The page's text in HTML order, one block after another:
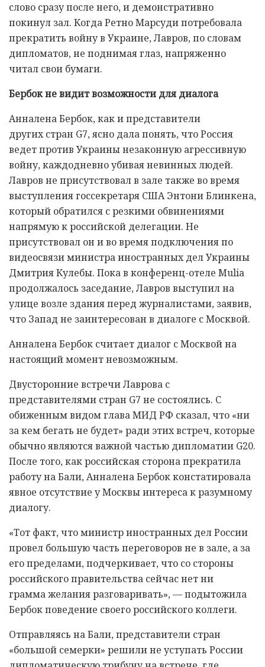
слово сразу после него, и демонстративно
покинул зал. Когда Ретно Марсуди потребовала
прекратить войну в Украине, Лавров, по словам
дипломатов, не поднимая глаз, напряженно
читал свои бумаги.
Бербок не видит возможности для диалога
Анналена Бербок, как и представители
других стран G7, ясно дала понять, что Россия
ведет против Украины незаконную агрессивную
войну, каждодневно убивая невинных людей.
Лавров не присутствовал в зале также во время
выступления госсекретаря США Энтони Блинкена,
который обратился с резкими обвинениями
напрямую к российской делегации. Не
присутствовал он и во время подключения по
видеосвязи министра иностранных дел Украины
Дмитрия Кулебы. Пока в конференц-отеле Mulia
продолжалось заседание, Лавров выступил на
улице возле здания перед журналистами, заявив,
что Запад не заинтересован в диалоге с Москвой.
Анналена Бербок считает диалог с Москвой на
настоящий момент невозможным.
Двусторонние встречи Лаврова с
представителями стран G7 не состоялись. С
обиженным видом глава МИД РФ сказал, что «ни
за кем бегать не будет» ради этих встреч, которые
обычно являются важной частью дипломатии G20.
После того, как российская сторона прекратила
работу на Бали, Анналена Бербок констатировала
явное отсутствие у Москвы интереса к разумному
диалогу.
«Тот факт, что министр иностранных дел России
провел большую часть переговоров не в зале, а за
его пределами, подчеркивает, что со стороны
российского правительства сейчас нет ни
грамма желания разговаривать», — подытожила
Бербок поведение своего российского коллеги.
Отправляясь на Бали, представители стран
«большой семерки» решили не уступать России